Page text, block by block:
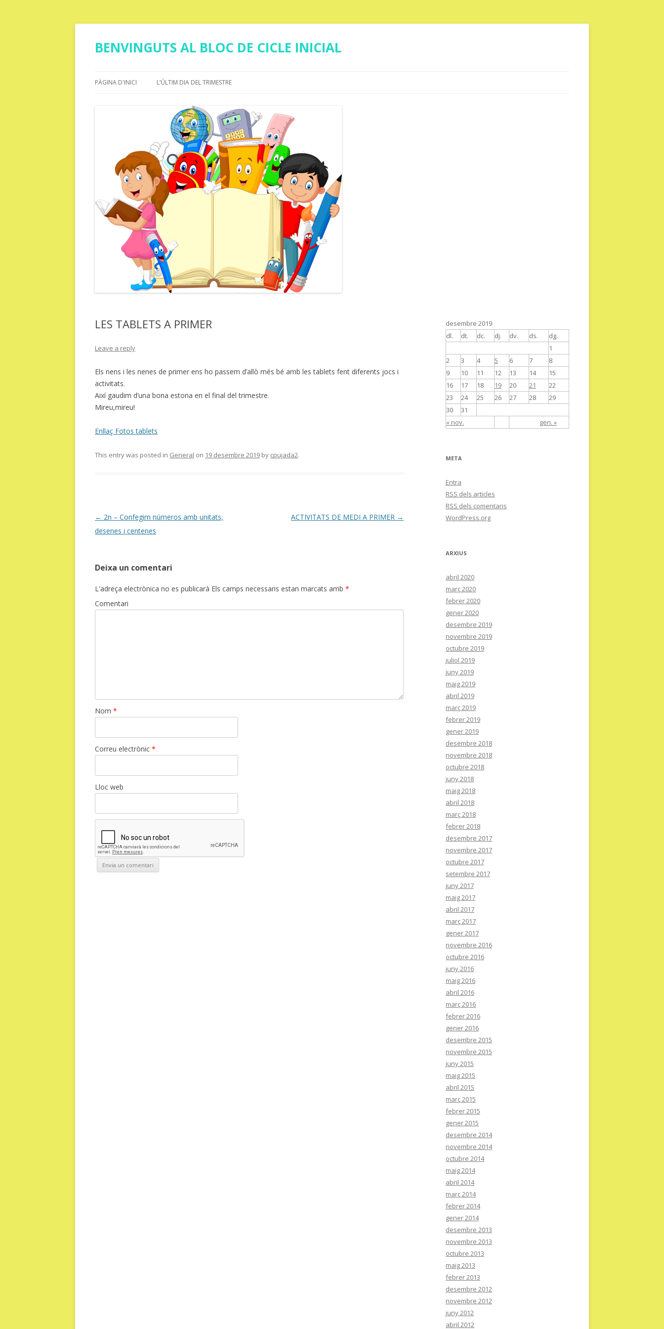
BENVINGUTS AL BLOC DE CICLE INICIAL
PÀGINA D'INICI L’ÚLTIM DIA DEL TRIMESTRE
LES TABLETS A PRIMER
Leave a reply
Els nens i les nenes de primer ens ho passem d’allò més bé amb les tablets fent diferents jocs i
activitats.
Així gaudim d’una bona estona en el final del trimestre.
Mireu,mireu!
Enllaç Fotos tablets
This entry was posted in General on 19 desembre 2019 by cpujada2.
Post
navigation
← 2n – Confegim números amb unitats,
desenes i centenes
ACTIVITATS DE MEDI A PRIMER →
Deixa un comentari
L'adreça electrònica no es publicarà Els camps necessaris estan marcats amb *
Comentari
Nom *
Correu electrònic *
Lloc web
desembre 2019
dl.
dt. dc. dj. dv. ds. dg.
« nov. gen. »
1
2
3 4 5 6 7
8
9
10 11 12 13 14
15
16
17 18 19 20 21
22
23
24 25 26 27 28
29
30
31
META
Entra
RSS dels articles
RSS dels comentaris
WordPress.org
ARXIUS
abril 2020
març 2020
febrer 2020
gener 2020
desembre 2019
novembre 2019
octubre 2019
juliol 2019
juny 2019
maig 2019
abril 2019
març 2019
febrer 2019
gener 2019
desembre 2018
novembre 2018
octubre 2018
juny 2018
maig 2018
abril 2018
març 2018
febrer 2018
desembre 2017
novembre 2017
octubre 2017
setembre 2017
juny 2017
maig 2017
abril 2017
març 2017
gener 2017
novembre 2016
octubre 2016
juny 2016
maig 2016
abril 2016
març 2016
febrer 2016
gener 2016
desembre 2015
novembre 2015
juny 2015
maig 2015
abril 2015
març 2015
febrer 2015
gener 2015
desembre 2014
novembre 2014
octubre 2014
maig 2014
abril 2014
març 2014
febrer 2014
gener 2014
desembre 2013
novembre 2013
octubre 2013
maig 2013
febrer 2013
desembre 2012
novembre 2012
juny 2012
abril 2012